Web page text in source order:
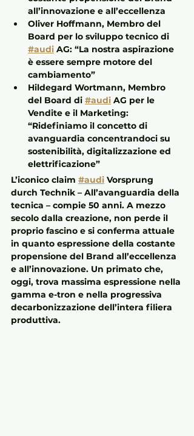
all’innovazione e all’eccellenza
Oliver Hoffmann, Membro del
Board per lo sviluppo tecnico di
#audi AG: “La nostra aspirazione
è essere sempre motore del
cambiamento”
Hildegard Wortmann, Membro
del Board di #audi AG per le
Vendite e il Marketing:
“Ridefiniamo il concetto di
avanguardia concentrandoci su
sostenibilità, digitalizzazione ed
elettrificazione”
L’iconico claim #audi Vorsprung
durch Technik – All’avanguardia della
tecnica – compie 50 anni. A mezzo
secolo dalla creazione, non perde il
proprio fascino e si conferma attuale
in quanto espressione della costante
propensione del Brand all’eccellenza
e all’innovazione. Un primato che,
oggi, trova massima espressione nella
gamma e-tron e nella progressiva
decarbonizzazione dell’intera filiera
produttiva.